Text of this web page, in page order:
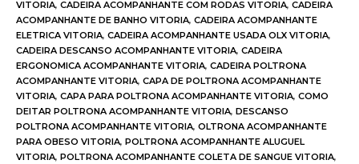
VITORIA, CADEIRA ACOMPANHANTE COM RODAS VITORIA, CADEIRA
ACOMPANHANTE DE BANHO VITORIA, CADEIRA ACOMPANHANTE
ELETRICA VITORIA, CADEIRA ACOMPANHANTE USADA OLX VITORIA,
CADEIRA DESCANSO ACOMPANHANTE VITORIA, CADEIRA
ERGONOMICA ACOMPANHANTE VITORIA, CADEIRA POLTRONA
ACOMPANHANTE VITORIA, CAPA DE POLTRONA ACOMPANHANTE
VITORIA, CAPA PARA POLTRONA ACOMPANHANTE VITORIA, COMO
DEITAR POLTRONA ACOMPANHANTE VITORIA, DESCANSO
POLTRONA ACOMPANHANTE VITORIA, OLTRONA ACOMPANHANTE
PARA OBESO VITORIA, POLTRONA ACOMPANHANTE ALUGUEL
VITORIA, POLTRONA ACOMPANHANTE COLETA DE SANGUE VITORIA,